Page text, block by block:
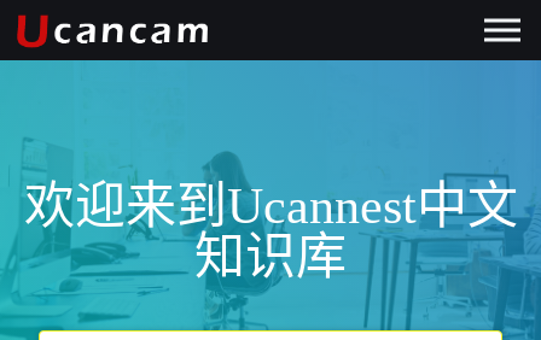
欢迎来到Ucannest中文
知识库